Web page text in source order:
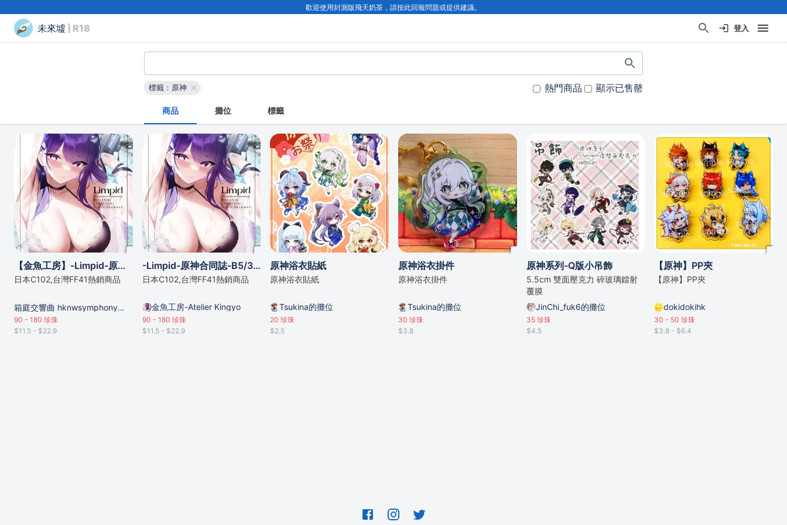
歡迎使用封測版飛天奶茶，請按此回報問題或提供建議。
未來墟 | R18 登入
標籤：原神 熱門商品 顯示已售罄
商品 攤位 標籤
【金魚工房】-Limpid-原神合同誌-B5/36p 含全彩布製高級購物袋
日本C102,台灣FF41熱銷商品
箱庭交響曲 hknwsymphony的攤位
90 - 180 珍珠
$11.5 - $22.9
-Limpid-原神合同誌-B5/36p 含全彩布製高級購物袋
日本C102,台灣FF41熱銷商品
金魚工房-Atelier Kingyo
90 - 180 珍珠
$11.5 - $22.9
原神浴衣貼紙
原神浴衣貼紙
Tsukina的攤位
20 珍珠
$2.5
原神浴衣掛件
原神浴衣掛件
Tsukina的攤位
30 珍珠
$3.8
原神系列-Q版小吊飾
5.5cm 雙面壓克力 碎玻璃鐳射
覆膜
JinChi_fuk6的攤位
35珍珠
$4.5
【原神】PP夾
【原神】PP夾
dokidokihk
30 - 50 珍珠
$3.8 - $6.4